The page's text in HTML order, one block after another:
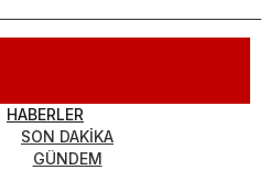
HABERLER
SON DAKİKA
GÜNDEM